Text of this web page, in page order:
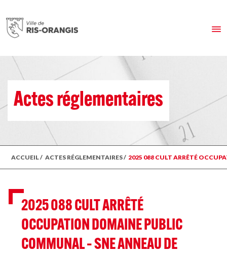
Actes réglementaires
ACCUEIL/ ACTES RÉGLEMENTAIRES/ 2025 088 CULT ARRÊTÉ
2025 088 CULT ARRÊTÉ
OCCUPATION DOMAINE PUBLIC
COMMUNAL – SNE ANNEAU DE